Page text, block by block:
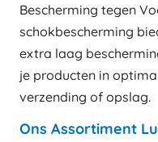
Bescherming tegen
schokbescherming
extra laag
je producten in
verzending of opslag.
Ons Assortiment